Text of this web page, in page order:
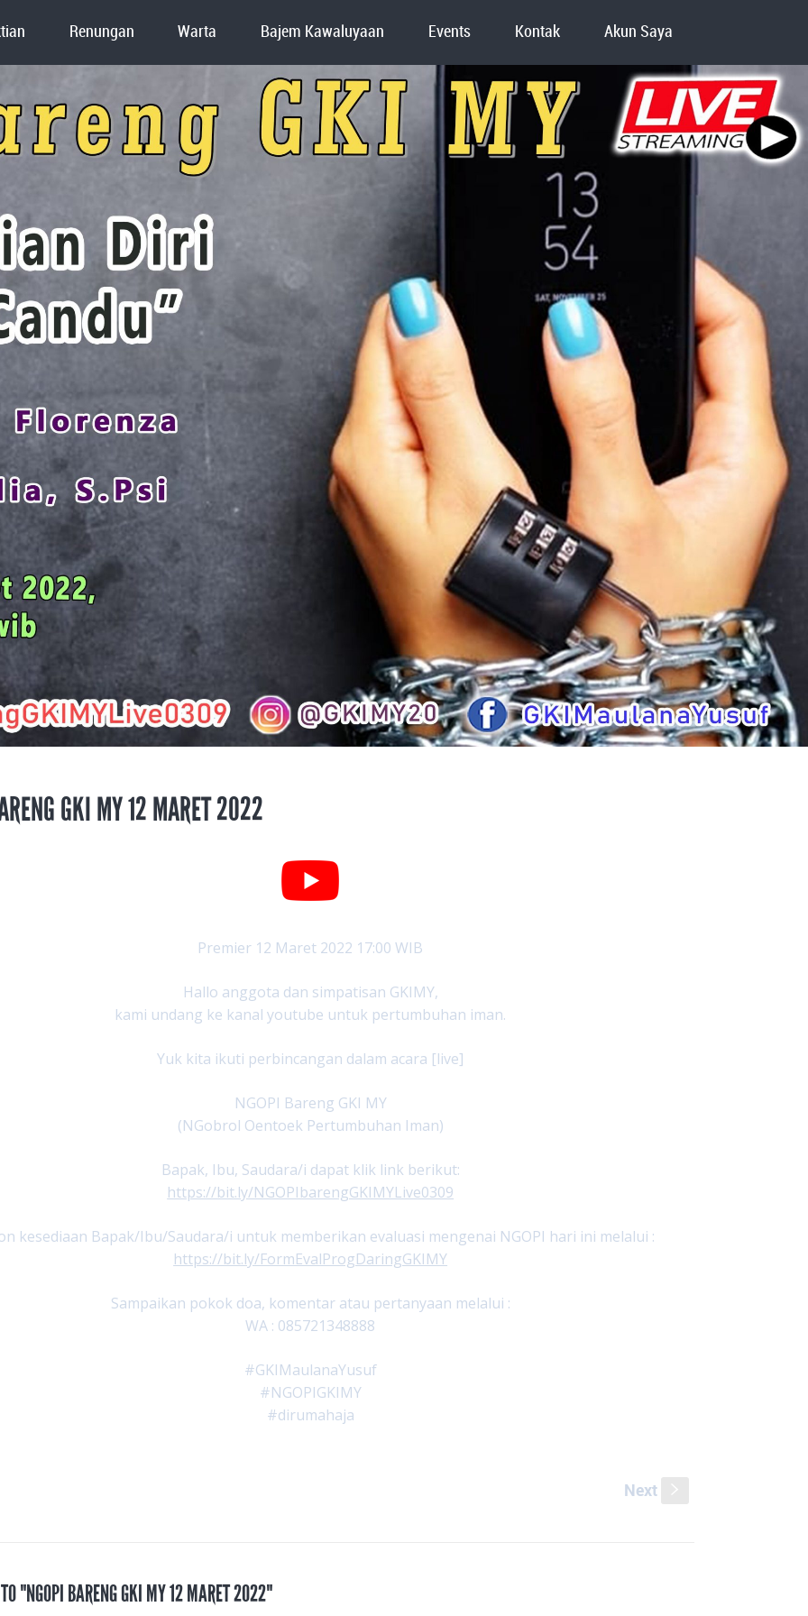
Renungan Warta Bajem Kawaluyaan Events Kontak Akun Saya
GKI MY 12 MARET 2022
Premier 12 Maret 2022 17:00 WIB
Hallo anggota dan simpatisan GKIMY,
kami undang ke kanal youtube untuk pertumbuhan iman.
Yuk kita ikuti perbincangan dalam acara [live]
NGOPI Bareng GKI MY
(NGobrol Oentoek Pertumbuhan Iman)
Bapak, Ibu, Saudara/i dapat klik link berikut:
https://bit.ly/NGOPIbarengGKIMYLive0309
kesediaan Bapak/Ibu/Saudara/i untuk memberikan evaluasi mengenai NGOPI hari ini melalui :
https://bit.ly/FormEvalProgDaringGKIMY
Sampaikan pokok doa, komentar atau pertanyaan melalui :
WA : 085721348888
#GKIMaulanaYusuf
#NGOPIGKIMY
#dirumahaja
Next
"NGOPI BARENG GKI MY 12 MARET 2022"